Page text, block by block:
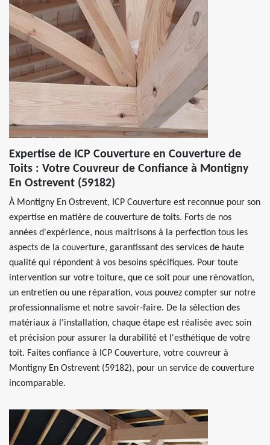
Expertise de ICP Couverture en Couverture de
Toits : Votre Couvreur de Confiance à Montigny
En Ostrevent (59182)
À Montigny En Ostrevent, ICP Couverture est reconnue pour son
expertise en matière de couverture de toits. Forts de nos
années d'expérience, nous maîtrisons à la perfection tous les
aspects de la couverture, garantissant des services de haute
qualité qui répondent à vos besoins spécifiques. Pour toute
intervention sur votre toiture, que ce soit pour une rénovation,
un entretien ou une réparation, vous pouvez compter sur notre
professionnalisme et notre savoir-faire. De la sélection des
matériaux à l'installation, chaque étape est réalisée avec soin
et précision pour assurer la durabilité et l'esthétique de votre
toit. Faites confiance à ICP Couverture, votre couvreur à
Montigny En Ostrevent (59182), pour un service de couverture
incomparable.